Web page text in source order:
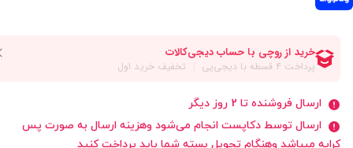
ارسال فروشنده تا 2 روز دیگر
ارسال توسط دکاپست انجام می‌شود وهزینه ارسال به صورت پس
کرایه میباشد وهنگام تحویل بسته شما باید پرداخت کنید